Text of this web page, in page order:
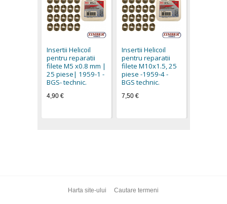
Insertii Helicoil
pentru reparatii
filete M5 x0.8 mm |
25 piese| 1959-1 -
BGS- technic.
4,90 €
Insertii Helicoil
pentru reparatii
filete M10x1.5, 25
piese -1959-4 -
BGS technic.
7,50 €
Harta site-ului Cautare termeni